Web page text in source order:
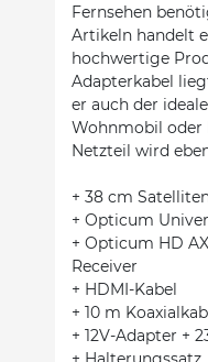
Fernsehen
Artikeln handelt
hochwertige
Adapterkabel
er auch der
Wohnmobil oder
Netzteil wird
+ 38 cm
+ Opticum
+ Opticum HD
Receiver
+ HDMI-Kabel
+ 10 m
+ 12V-Adapter +